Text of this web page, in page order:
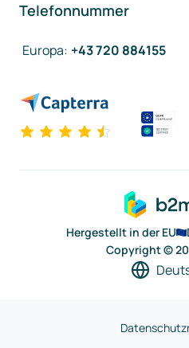
Telefonnummer
Europa: +43 720 884155
Hergestellt in der EU
Copyright ©